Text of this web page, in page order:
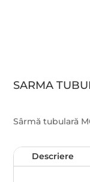
SARMA
Sârmă tubulară
Descriere